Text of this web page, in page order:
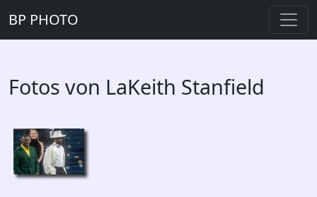
BP PHOTO
Fotos von LaKeith Stanfield